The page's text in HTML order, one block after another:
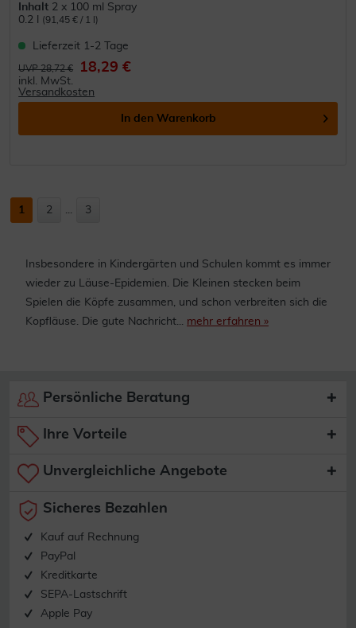
Inhalt 2 x 100 ml Spray
0.2 l
(91,45 € / 1 l)
Lieferzeit 1-2 Tage
UVP 28,72 € 18,29 €
inkl. MwSt.
Versandkosten
In den Warenkorb
1 2 ... 3
Insbesondere in Kindergärten und Schulen kommt es immer
wieder zu Läuse-Epidemien. Die Kleinen stecken beim
Spielen die Köpfe zusammen, und schon verbreiten sich die
Kopfläuse. Die gute Nachricht... mehr erfahren »
Persönliche Beratung
Ihre Vorteile
Unvergleichliche Angebote
Sicheres Bezahlen
Kauf auf Rechnung
PayPal
Kreditkarte
SEPA-Lastschrift
Apple Pay